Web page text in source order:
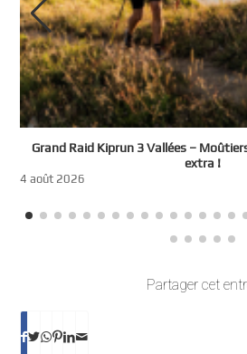
Grand Raid Kiprun 3 Vallées –
extra !
4 août 2026
Partager cet